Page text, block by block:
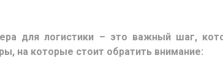
для логистики – это важный шаг,
на которые стоит обратить внимание: